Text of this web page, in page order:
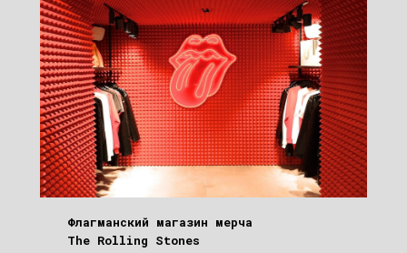
Флагманский магазин мерча
The Rolling Stones